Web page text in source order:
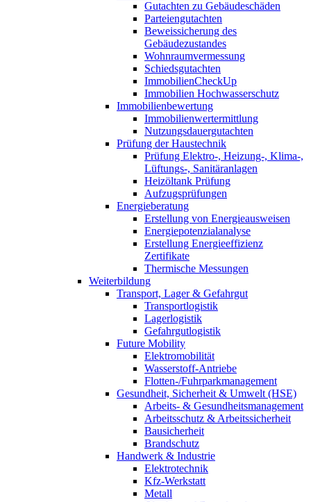
Gutachten zu Gebäudeschäden
Parteiengutachten
Beweissicherung des
Gebäudezustandes
Wohnraumvermessung
Schiedsgutachten
ImmobilienCheckUp
Immobilien Hochwasserschutz
Immobilienbewertung
Immobilienwertermittlung
Nutzungsdauergutachten
Prüfung der Haustechnik
Prüfung Elektro-, Heizung-, Klima-,
Lüftungs-, Sanitäranlagen
Heizöltank Prüfung
Aufzugsprüfungen
Energieberatung
Erstellung von Energieausweisen
Energiepotenzialanalyse
Erstellung Energieeffizienz
Zertifikate
Thermische Messungen
Weiterbildung
Transport, Lager & Gefahrgut
Transportlogistik
Lagerlogistik
Gefahrgutlogistik
Future Mobility
Elektromobilität
Wasserstoff-Antriebe
Flotten-/Fuhrparkmanagement
Gesundheit, Sicherheit & Umwelt (HSE)
Arbeits- & Gesundheitsmanagement
Arbeitsschutz & Arbeitssicherheit
Bausicherheit
Brandschutz
Handwerk & Industrie
Elektrotechnik
Kfz-Werkstatt
Metall